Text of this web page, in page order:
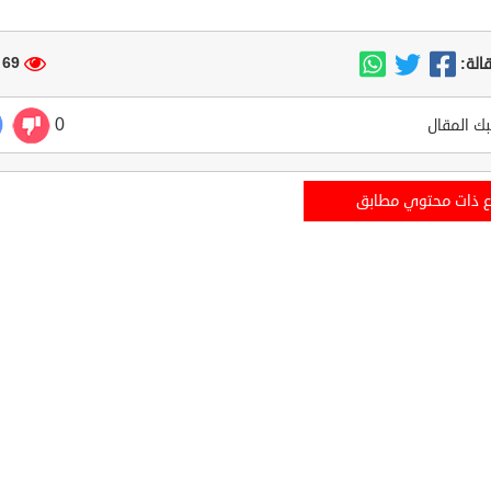
69 مشاهدة
المقال 0
ذات محتوي مطابق